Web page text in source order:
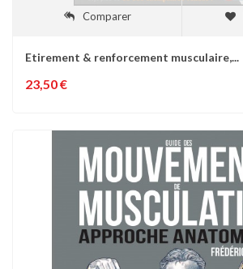
Comparer
Etirement & renforcement musculaire,...
23,50 €